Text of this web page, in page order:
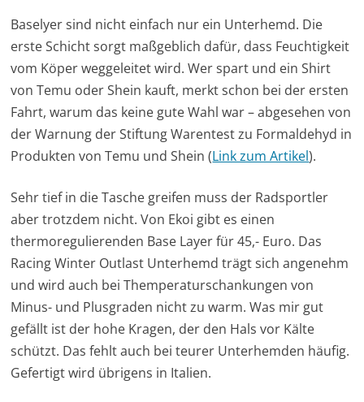
Baselyer sind nicht einfach nur ein Unterhemd. Die
erste Schicht sorgt maßgeblich dafür, dass Feuchtigkeit
vom Köper weggeleitet wird. Wer spart und ein Shirt
von Temu oder Shein kauft, merkt schon bei der ersten
Fahrt, warum das keine gute Wahl war – abgesehen von
der Warnung der Stiftung Warentest zu Formaldehyd in
Produkten von Temu und Shein (Link zum Artikel).
Sehr tief in die Tasche greifen muss der Radsportler
aber trotzdem nicht. Von Ekoi gibt es einen
thermoregulierenden Base Layer für 45,- Euro. Das
Racing Winter Outlast Unterhemd trägt sich angenehm
und wird auch bei Themperaturschankungen von
Minus- und Plusgraden nicht zu warm. Was mir gut
gefällt ist der hohe Kragen, der den Hals vor Kälte
schützt. Das fehlt auch bei teurer Unterhemden häufig.
Gefertigt wird übrigens in Italien.